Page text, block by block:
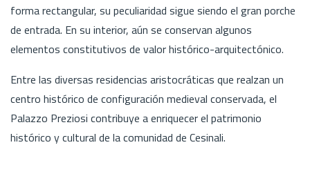
forma rectangular, su peculiaridad sigue siendo el gran porche
de entrada. En su interior, aún se conservan algunos
elementos constitutivos de valor histórico-arquitectónico.
Entre las diversas residencias aristocráticas que realzan un
centro histórico de configuración medieval conservada, el
Palazzo Preziosi contribuye a enriquecer el patrimonio
histórico y cultural de la comunidad de Cesinali.